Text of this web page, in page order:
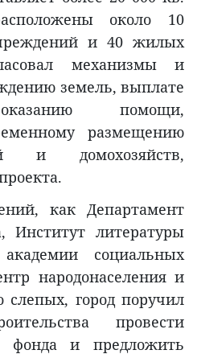
около 10
и 40 жилых
механизмы и
земель, выплате
помощи,
размещению
и домохозяйств,
как Департамент
Институт литературы
социальных
народонаселения и
слепых, город поручил
провести
фонда и предложить